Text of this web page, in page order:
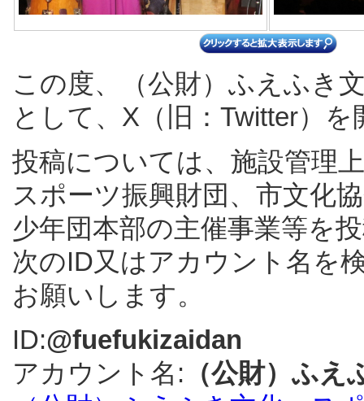
この度、（公財）ふえふき
として、X（旧：Twitter）
投稿については、施設管理
スポーツ振興財団、市文化
少年団本部の主催事業等を
次のID又はアカウント名を
お願いします。
ID:@fuefukizaidan
アカウント名: （公財）ふ